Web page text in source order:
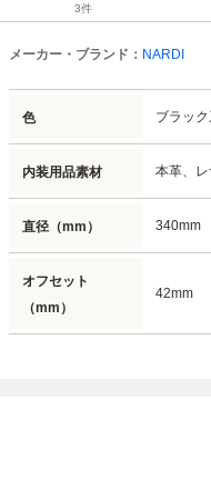
3件
メーカー・ブランド： NARDI
色 ブラッ
内装用品素材 本革、レ
直径（mm） 340mm
オフセット
（mm）
42mm